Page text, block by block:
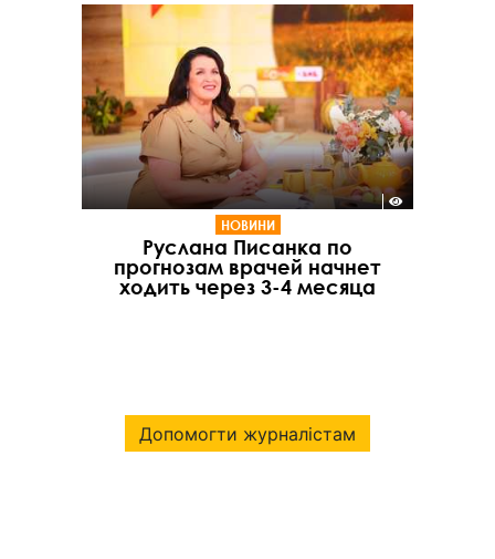
НОВИНИ
Руслана Писанка по
прогнозам врачей начнет
ходить через 3-4 месяца
Допомогти журналістам